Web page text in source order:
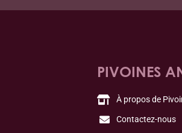
PIVOINES
À propos de
Contactez-nous